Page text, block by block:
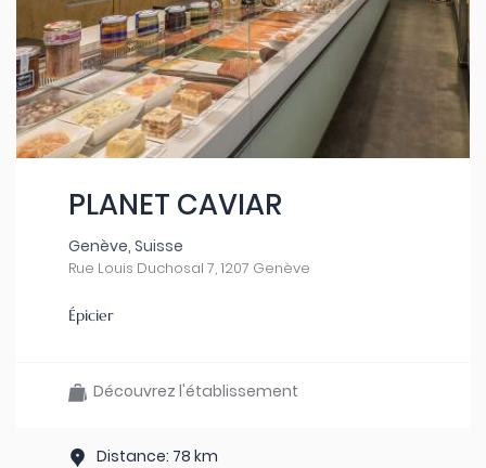
PLANET CAVIAR
Genève, Suisse
Rue Louis Duchosal 7, 1207 Genève
Épicier
Découvrez l'établissement
Distance: 78 km